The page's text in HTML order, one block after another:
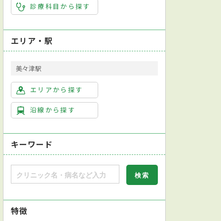
診療科目から探す
エリア・駅
美々津駅
エリアから探す
沿線から探す
キーワード
特徴